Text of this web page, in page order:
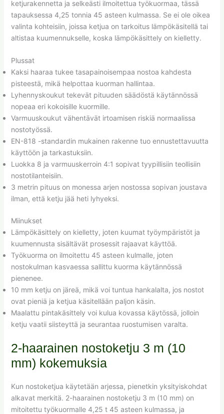
ketjurakennetta ja selkeästi ilmoitettua työkuormaa, tässä
tapauksessa 4,25 tonnia 45 asteen kulmassa. Se ei ole oikea
valinta kohteisiin, joissa ketjua on tarkoitus lämpökäsitellä tai
altistaa kuumennukselle, koska lämpökäsittely on kielletty.
Plussat
Kaksi haaraa tukee tasapainoisempaa nostoa kahdesta
pisteestä, mikä helpottaa kuorman hallintaa.
Lyhennyskoukut tekevät pituuden säädöstä käytännössä
nopeaa eri kokoisille kuormille.
Varmuuskoukut vähentävät irtoamisen riskiä normaalissa
nostotyössä.
EN-818 -standardin mukainen rakenne tuo ennustettavuutta
käyttöön ja tarkastuksiin.
Luokka 8 ja varmuuskerroin 4:1 sopivat tyypillisiin teollisiin
nostotilanteisiin.
3 metrin pituus on monessa arjen nostossa sopivan joustava
ilman, että ketju jää heti lyhyeksi.
Miinukset
Lämpökäsittely on kielletty, joten kuumat työympäristöt ja
kuumennusta sisältävät prosessit rajaavat käyttöä.
Työkuorma on ilmoitettu 45 asteen kulmalle, joten
nostokulman kasvaessa sallittu kuorma käytännössä
pienenee.
10 mm ketju on järeä, mikä voi tuntua hankalalta, jos nostot
ovat pieniä ja ketjua käsitellään paljon käsin.
Maalattu pintakäsittely voi kulua kovassa käytössä, jolloin
ketju vaatii siisteyttä ja seurantaa ruostumisen varalta.
2-haarainen nostoketju 3 m (10
mm) kokemuksia
Kun nostoketjua käytetään arjessa, pienetkin yksityiskohdat
alkavat merkitä. 2-haarainen nostoketju 3 m (10 mm) on
mitoitettu työkuormalle 4,25 t 45 asteen kulmassa, ja